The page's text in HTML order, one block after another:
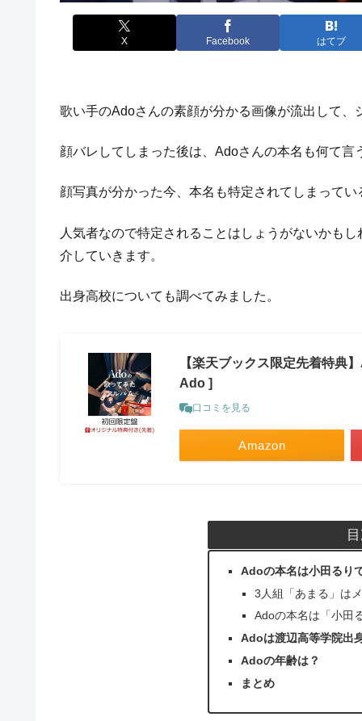
X Facebook はてブ
歌い手のAdoさんの素顔が分かる画像が流出して
顔バレしてしまった後は、Adoさんの本名も何て言
顔写真が分かった今、本名も特定されてしまってい
人気者なので特定されることはしょうがないかも
介していきます。
出身高校についても調べてみました。
【楽天ブックス限定先着特典
Ado ]
口コミを見る
Amazon
Adoの本名は小田るり
3人組「あまる」は
Adoの本名は「小田
Adoは渡辺高等学院出
Adoの年齢は？
まとめ